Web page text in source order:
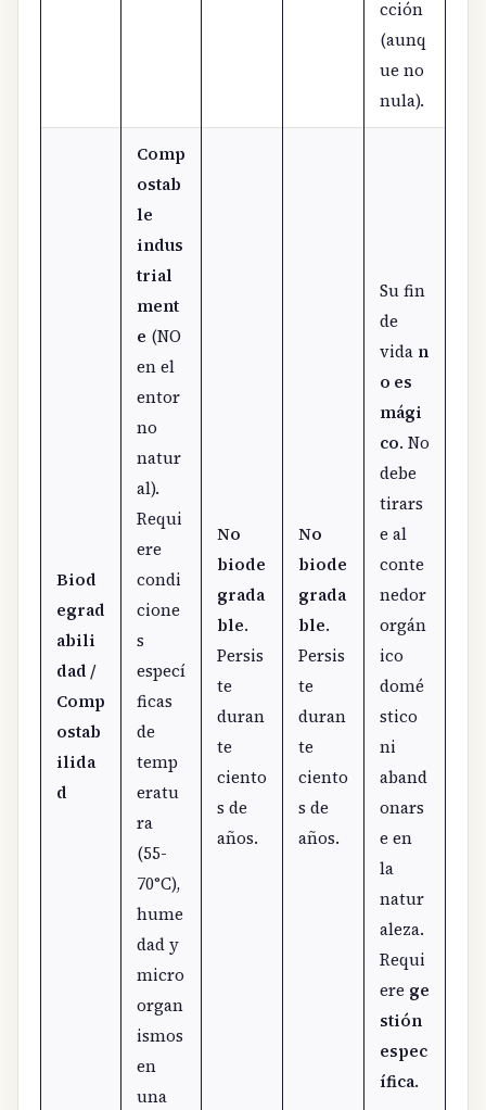
cción
(aunq
ue no
nula).
Biod
egrad
abili
dad /
Comp
ostab
ilida
d
Comp
ostab
le
indus
trial
ment
e (NO
en el
entor
no
natur
al).
Requi
ere
condi
cione
s
especí
ficas
de
temp
eratu
ra
(55-
70°C),
hume
dad y
micro
organ
ismos
en
una
No
biode
grada
ble.
Persis
te
duran
te
ciento
s de
años.
No
biode
grada
ble.
Persis
te
duran
te
ciento
s de
años.
Su fin
de
vida n
o es
mági
co. No
debe
tirars
e al
conte
nedor
orgán
ico
domé
stico
ni
aband
onars
e en
la
natur
aleza.
Requi
ere ge
stión
espec
ífica.